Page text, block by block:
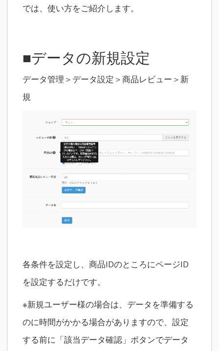
では、使い方をご紹介します。
■データの新規設定
データ管理＞データ設定＞商品レビュー＞新
規
各条件を設定し、商品IDのところにページID
を設定するだけです。
※新規ユーザー様の場合は、データを準備する
のに時間がかかる場合がありますので、設定
する前に「該当データ確認」ボタンでデータ